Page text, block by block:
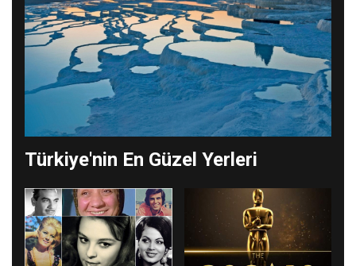
Türkiye'nin En Güzel Yerleri